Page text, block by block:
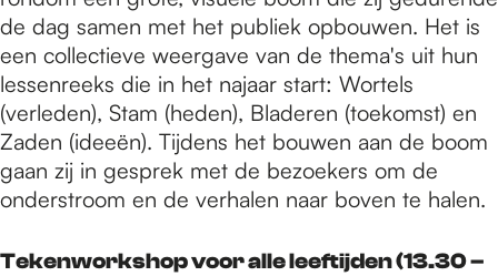
de dag samen met het publiek opbouwen. Het is
een collectieve weergave van de thema's uit hun
lessenreeks die in het najaar start: Wortels
(verleden), Stam (heden), Bladeren (toekomst) en
Zaden (ideeën). Tijdens het bouwen aan de boom
gaan zij in gesprek met de bezoekers om de
onderstroom en de verhalen naar boven te halen.
Tekenworkshop voor alle leeftijden (13.30 –